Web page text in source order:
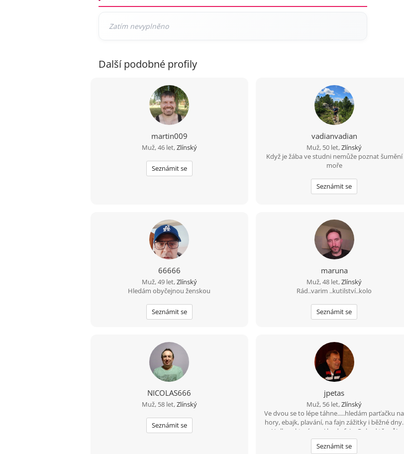
Další podobné profily
martin009
Muž, 46 let,Zlínský
Seznámit se
vadianvadian
Muž, 50 let,Zlínský
Když je žába ve studni nemůže poznat šumění
moře
Seznámit se
66666
Muž, 49 let,Zlínský
Hledám obyčejnou ženskou
Seznámit se
maruna
Muž, 48 let,Zlínský
Rád..varim ..kutilství..kolo
Seznámit se
NICOLAS666
Muž, 58 let,Zlínský
Seznámit se
jpetas
Muž, 56 let,Zlínský
Ve dvou se to lépe táhne.....hledám parťačku na
hory, ebajk, plavání, na fajn zážitky i běžné dny.
Holku s kterým mi bude fajn. Pokud tě můj
profil zaujal... šest nula osm šest jedna pet čtyři
devět nula
Seznámit se